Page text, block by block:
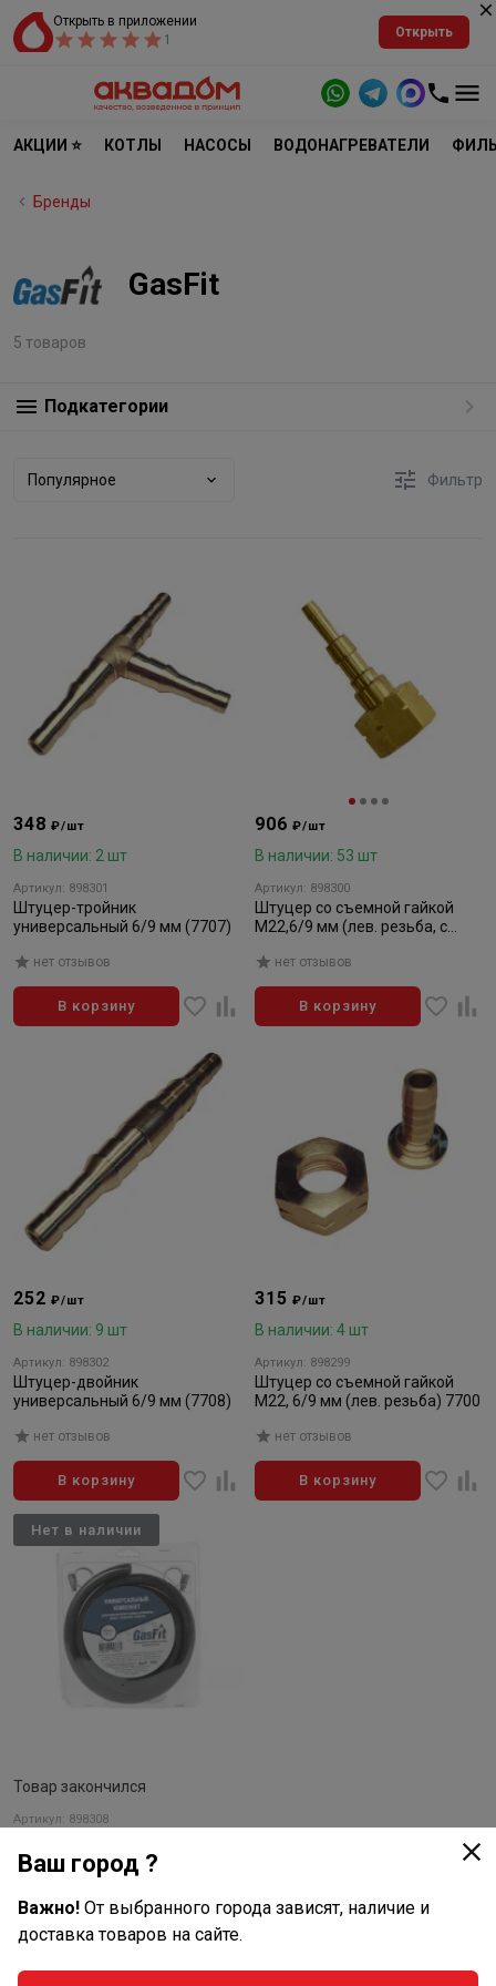
Открыть в приложении
1
Открыть
АКЦИИ ⭐ КОТЛЫ НАСОСЫ ВОДОНАГРЕВАТЕЛИ
Бренды
GasFit
5 товаров
Подкатегории
Популярное Фильтр
348₽/шт
В наличии: 2 шт
Артикул: 898301
Штуцер-тройник
универсальный 6/9 мм (7707)
нет отзывов
В корзину
906₽/шт
В наличии: 53 шт
Артикул: 898300
Штуцер со съемной гайкой
М22,6/9 мм (лев. резьба, с
нет отзывов
В корзину
252₽/шт
В наличии: 9 шт
Артикул: 898302
Штуцер-двойник
универсальный 6/9 мм (7708)
нет отзывов
В корзину
315₽/шт
В наличии: 4 шт
Артикул: 898299
Штуцер со съемной гайкой
М22, 6/9 мм (лев. резьба) 7700
нет отзывов
В корзину
Товар закончился
Артикул: 898308
газ. приборов (универсал.)
(7717)
Подробнее
Нет в наличии
Ваш город ?
Важно! От выбранного города зависят, наличие и
доставка товаров на сайте.